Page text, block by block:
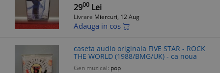
2900 Lei
Livrare Miercuri, 12 Aug
Adauga in cos
caseta audio originala FIVE STAR - ROCK
THE WORLD (1988/BMG/UK) - ca noua
Gen muzical: pop